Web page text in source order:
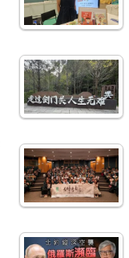
Copy